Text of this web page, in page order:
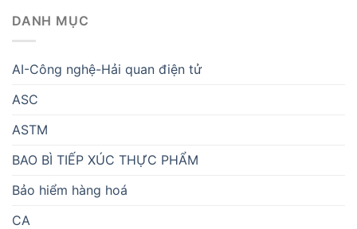
DANH MỤC
AI-Công nghệ-Hải quan điện tử
ASC
ASTM
BAO BÌ TIẾP XÚC THỰC PHẨM
Bảo hiểm hàng hoá
CA